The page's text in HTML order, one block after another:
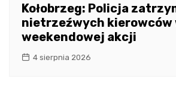
Kołobrzeg: Policja
nietrzeźwych kierowców
weekendowej akcji
4 sierpnia 2026